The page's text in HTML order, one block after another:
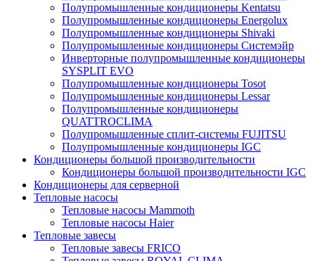
Полупромышленные кондиционеры Kentatsu
Полупромышленные кондиционеры Energolux
Полупромышленные кондиционеры Shivaki
Полупромышленные кондиционеры Системэйр
Инверторные полупромышленные кондиционеры
SYSPLIT EVO
Полупромышленные кондиционеры Tosot
Полупромышленные кондиционеры Lessar
Полупромышленные кондиционеры
QUATTROCLIMA
Полупромышленные сплит-системы FUJITSU
Полупромышленные кондиционеры IGC
Кондиционеры большой производительности
Кондиционеры большой производительности IGC
Кондиционеры для серверной
Тепловые насосы
Тепловые насосы Mammoth
Тепловые насосы Haier
Тепловые завесы
Тепловые завесы FRICO